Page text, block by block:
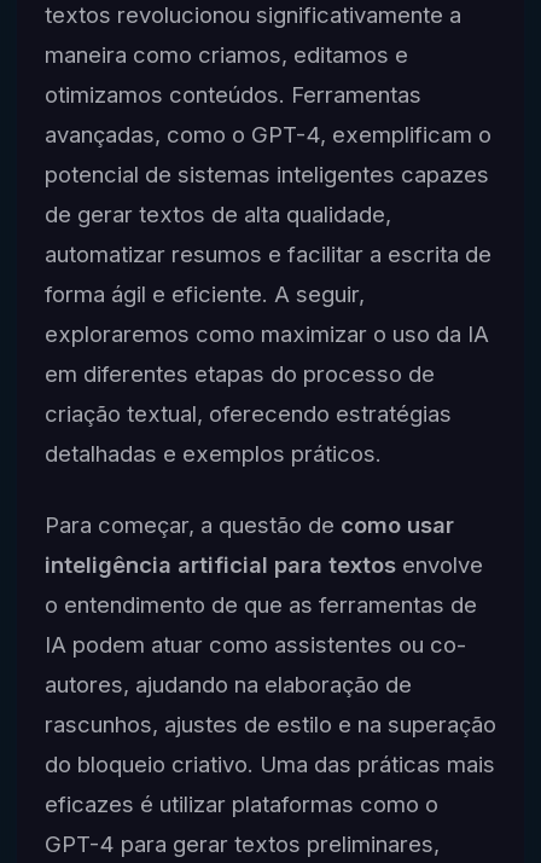
textos revolucionou significativamente a
maneira como criamos, editamos e
otimizamos conteúdos. Ferramentas
avançadas, como o GPT-4, exemplificam o
potencial de sistemas inteligentes capazes
de gerar textos de alta qualidade,
automatizar resumos e facilitar a escrita de
forma ágil e eficiente. A seguir,
exploraremos como maximizar o uso da IA
em diferentes etapas do processo de
criação textual, oferecendo estratégias
detalhadas e exemplos práticos.
Para começar, a questão de como usar
inteligência artificial para textosenvolve
o entendimento de que as ferramentas de
IA podem atuar como assistentes ou co-
autores, ajudando na elaboração de
rascunhos, ajustes de estilo e na superação
do bloqueio criativo. Uma das práticas mais
eficazes é utilizar plataformas como o
GPT-4 para gerar textos preliminares,